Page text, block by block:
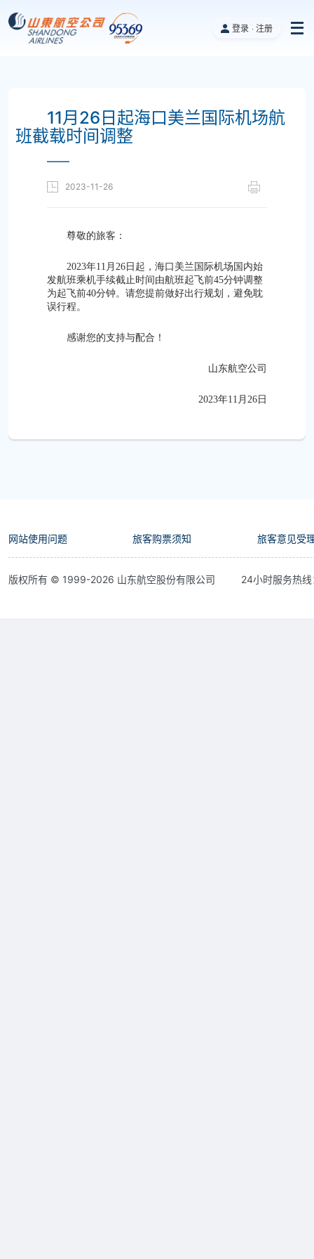
登录 注册
11月26日起海口美兰国际机场航
班截载时间调整
——
2023-11-26
尊敬的旅客：
2023年11月26日起 ， 海口美兰国际机场 国内始
发航班乘机手续截止时间由航班起飞前45分钟调整
为起飞前40分钟。 请您提前做好出行规划，避免耽
误行程。
感谢您的支持与配合！
山东航空公司
2023年11月26日
网站使用问题 旅客购票须知 旅客意见受
版权所有 © 1999-2026 山东航空股份有限公司 24小时服务热线